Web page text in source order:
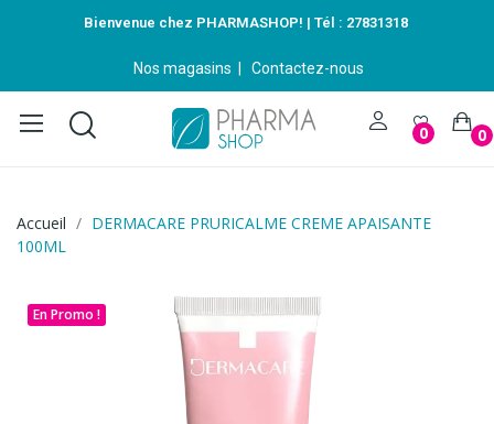
Bienvenue chez PHARMASHOP! | Tél : 27831318
Nos magasins Contactez-nous
0 0
Accueil
DERMACARE PRURICALME CREME APAISANTE
100ML
En Promo !